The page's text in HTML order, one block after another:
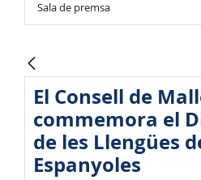
Sala de premsa
El Consell de
commemora el
de les Llengües
Espanyoles